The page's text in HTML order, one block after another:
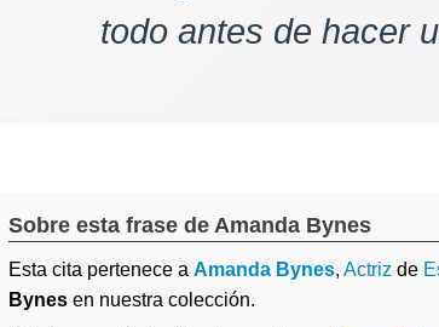
todo antes de hacer
Sobre esta frase de Amanda Bynes
Esta cita pertenece a Amanda Bynes, Actriz de
Bynes en nuestra colección.